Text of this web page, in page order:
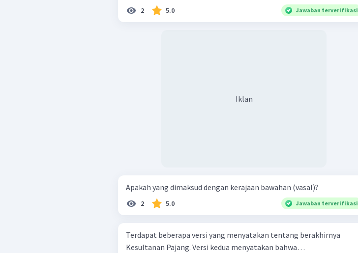
2 5.0 Jawaban terverifikasi
Iklan
Apakah yang dimaksud dengan kerajaan bawahan (vasal)?
2 5.0 Jawaban terverifikasi
Terdapat beberapa versi yang menyatakan tentang berakhirnya
Kesultanan Pajang. Versi kedua menyatakan bahwa…